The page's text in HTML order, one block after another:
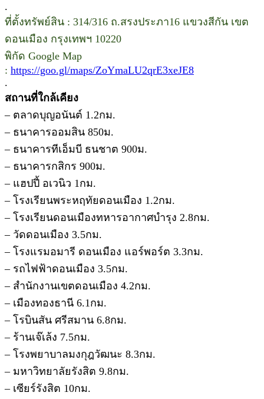
.
ที่ตั้งทรัพย์สิน : 314/316 ถ.สรงประภา16 แขวงสีกัน เขต
ดอนเมือง กรุงเทพฯ 10220
พิกัด Google Map
: https://goo.gl/maps/ZoYmaLU2qrE3xeJE8
.
สถานที่ใกล้เคียง
– ตลาดบุญอนันต์ 1.2กม.
– ธนาคารออมสิน 850ม.
– ธนาคารทีเอ็มบี ธนชาต 900ม.
– ธนาคารกสิกร 900ม.
– แฮปปี้ อเวนิว 1กม.
– โรงเรียนพระหฤทัยดอนเมือง 1.2กม.
– โรงเรียนดอนเมืองทหารอากาศบำรุง 2.8กม.
– วัดดอนเมือง 3.5กม.
– โรงแรมอมารี ดอนเมือง แอร์พอร์ต 3.3กม.
– รถไฟฟ้าดอนเมือง 3.5กม.
– สำนักงานเขตดอนเมือง 4.2กม.
– เมืองทองธานี 6.1กม.
– โรบินสัน ศรีสมาน 6.8กม.
– ร้านเจ๊เล้ง 7.5กม.
– โรงพยาบาลมงกุฎวัฒนะ 8.3กม.
– มหาวิทยาลัยรังสิต 9.8กม.
– เซียร์รังสิต 10กม.